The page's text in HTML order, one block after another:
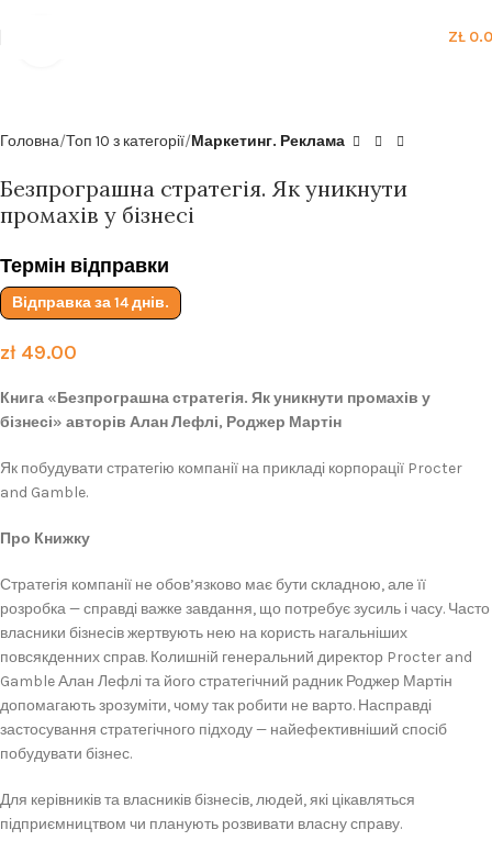
ZŁ
Головна Топ 10 з категорії Маркетинг. Реклама
Безпрограшна стратегія. Як уникнути
промахів у бізнесі
Термін відправки
Відправка за 14 днів.
zł49.00
Книга «Безпрограшна стратегія. Як уникнути промахів у
бізнесі» авторів Алан Лефлі, Роджер Мартін
Як побудувати стратегію компанії на прикладі корпорації Procter
and Gamble.
Про Книжку
Стратегія компанії не обов’язково має бути складною, але її
розробка — справді важке завдання, що потребує зусиль і часу. Часто
власники бізнесів жертвують нею на користь нагальніших
повсякденних справ. Колишній генеральний директор Procter and
Gamble Алан Лефлі та його стратегічний радник Роджер Мартін
допомагають зрозуміти, чому так робити не варто. Насправді
застосування стратегічного підходу — найефективніший спосіб
побудувати бізнес.
Для керівників та власників бізнесів, людей, які цікавляться
підприємництвом чи планують розвивати власну справу.